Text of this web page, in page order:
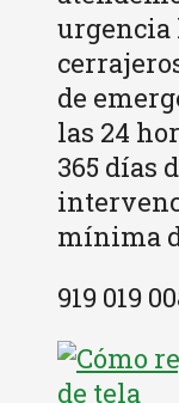
urgencia
de
las 24
365 días
mínima
919 019